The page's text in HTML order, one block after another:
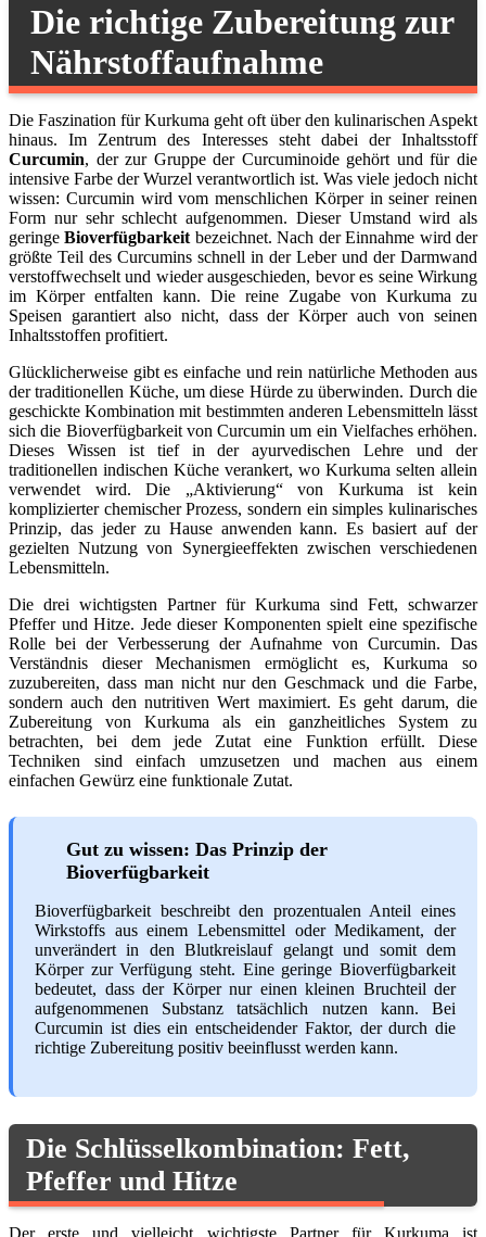
Die richtige Zubereitung zur
Nährstoffaufnahme
Die Faszination für Kurkuma geht oft über den kulinarischen Aspekt
hinaus. Im Zentrum des Interesses steht dabei der Inhaltsstoff
Curcumin, der zur Gruppe der Curcuminoide gehört und für die
intensive Farbe der Wurzel verantwortlich ist. Was viele jedoch nicht
wissen: Curcumin wird vom menschlichen Körper in seiner reinen
Form nur sehr schlecht aufgenommen. Dieser Umstand wird als
geringeBioverfügbarkeit bezeichnet. Nach der Einnahme wird der
größte Teil des Curcumins schnell in der Leber und der Darmwand
verstoffwechselt und wieder ausgeschieden, bevor es seine Wirkung
im Körper entfalten kann. Die reine Zugabe von Kurkuma zu
Speisen garantiert also nicht, dass der Körper auch von seinen
Inhaltsstoffen profitiert.
Glücklicherweise gibt es einfache und rein natürliche Methoden aus
der traditionellen Küche, um diese Hürde zu überwinden. Durch die
geschickte Kombination mit bestimmten anderen Lebensmitteln lässt
sich die Bioverfügbarkeit von Curcumin um ein Vielfaches erhöhen.
Dieses Wissen ist tief in der ayurvedischen Lehre und der
traditionellen indischen Küche verankert, wo Kurkuma selten allein
verwendet wird. Die „Aktivierung“ von Kurkuma ist kein
komplizierter chemischer Prozess, sondern ein simples kulinarisches
Prinzip, das jeder zu Hause anwenden kann. Es basiert auf der
gezielten Nutzung von Synergieeffekten zwischen verschiedenen
Lebensmitteln.
Die drei wichtigsten Partner für Kurkuma sind Fett, schwarzer
Pfeffer und Hitze. Jede dieser Komponenten spielt eine spezifische
Rolle bei der Verbesserung der Aufnahme von Curcumin. Das
Verständnis dieser Mechanismen ermöglicht es, Kurkuma so
zuzubereiten, dass man nicht nur den Geschmack und die Farbe,
sondern auch den nutritiven Wert maximiert. Es geht darum, die
Zubereitung von Kurkuma als ein ganzheitliches System zu
betrachten, bei dem jede Zutat eine Funktion erfüllt. Diese
Techniken sind einfach umzusetzen und machen aus einem
einfachen Gewürz eine funktionale Zutat.
Gut zu wissen: Das Prinzip der
Bioverfügbarkeit
Bioverfügbarkeit beschreibt den prozentualen Anteil eines
Wirkstoffs aus einem Lebensmittel oder Medikament, der
unverändert in den Blutkreislauf gelangt und somit dem
Körper zur Verfügung steht. Eine geringe Bioverfügbarkeit
bedeutet, dass der Körper nur einen kleinen Bruchteil der
aufgenommenen Substanz tatsächlich nutzen kann. Bei
Curcumin ist dies ein entscheidender Faktor, der durch die
richtige Zubereitung positiv beeinflusst werden kann.
Die Schlüsselkombination: Fett,
Pfeffer und Hitze